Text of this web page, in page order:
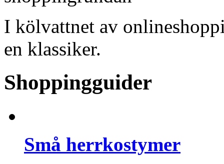
I kölvattnet av
en klassiker.
Shoppingguider
Små herrkostymer